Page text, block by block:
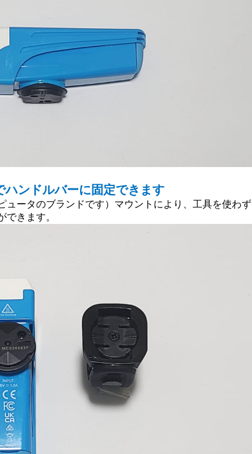
ハンドルバーに固定できます
ュータのブランドです）マウントにより、工具を使わず
できます。